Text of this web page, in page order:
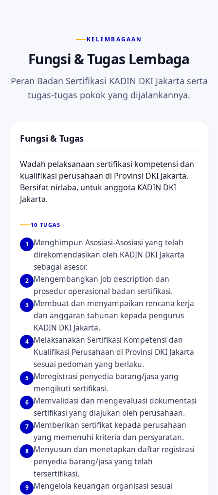
KELEMBAGAAN
Fungsi & Tugas Lembaga
Peran Badan Sertifikasi KADIN DKI Jakarta serta
tugas-tugas pokok yang dijalankannya.
Fungsi & Tugas
Wadah pelaksanaan sertifikasi kompetensi dan
kualifikasi perusahaan di Provinsi DKI Jakarta.
Bersifat nirlaba, untuk anggota KADIN DKI
Jakarta.
10 TUGAS
1
Menghimpun Asosiasi-Asosiasi yang telah
direkomendasikan oleh KADIN DKI Jakarta
sebagai asesor.
2
Mengembangkan job description dan
prosedur operasional badan sertifikasi.
3
Membuat dan menyampaikan rencana kerja
dan anggaran tahunan kepada pengurus
KADIN DKI Jakarta.
4
Melaksanakan Sertifikasi Kompetensi dan
Kualifikasi Perusahaan di Provinsi DKI Jakarta
sesuai pedoman yang berlaku.
5
Meregistrasi penyedia barang/jasa yang
mengikuti sertifikasi.
6
Memvalidasi dan mengevaluasi dokumentasi
sertifikasi yang diajukan oleh perusahaan.
7
Memberikan sertifikat kepada perusahaan
yang memenuhi kriteria dan persyaratan.
8
Menyusun dan menetapkan daftar registrasi
penyedia barang/jasa yang telah
tersertifikasi.
9
Mengelola keuangan organisasi sesuai